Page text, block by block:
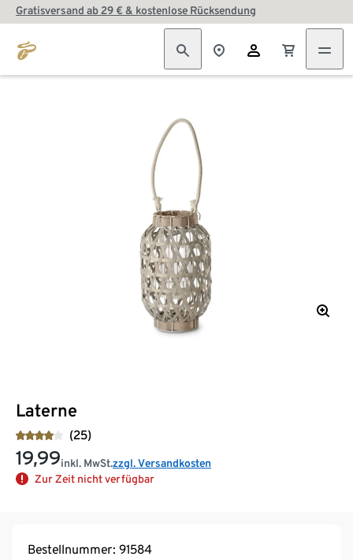
Gratisversand ab 29 € & kostenlose Rücksendung
Laterne
(25)
19,99inkl. MwSt.zzgl. Versandkosten
Zur Zeit nicht verfügbar
Bestellnummer: 91584